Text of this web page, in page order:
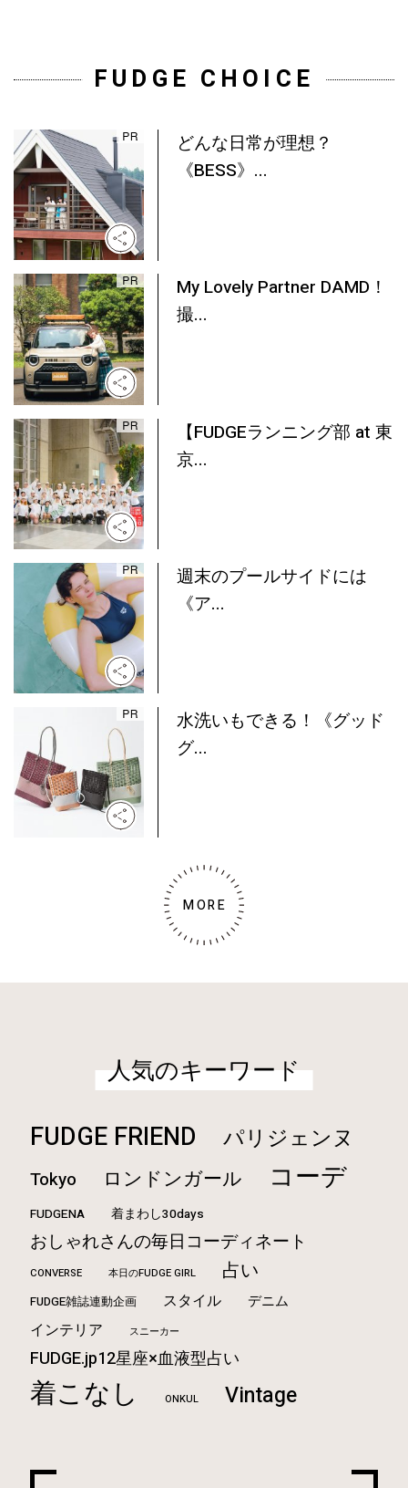
FUDGE CHOICE
どんな日常が理想？
《BESS》...
My Lovely Partner DAMD！
撮...
【FUDGEランニング部 at 東
京...
週末のプールサイドには
《ア...
水洗いもできる！《グッド
グ...
MORE
人気のキーワード
FUDGE FRIEND パリジェンヌ
Tokyo ロンドンガール コーデ
FUDGENA 着まわし30days
おしゃれさんの毎日コーディネート
CONVERSE 本日のFUDGE GIRL 占い
FUDGE雑誌連動企画 スタイル デニム
インテリア スニーカー
FUDGE.jp12星座×血液型占い
着こなし ONKUL Vintage